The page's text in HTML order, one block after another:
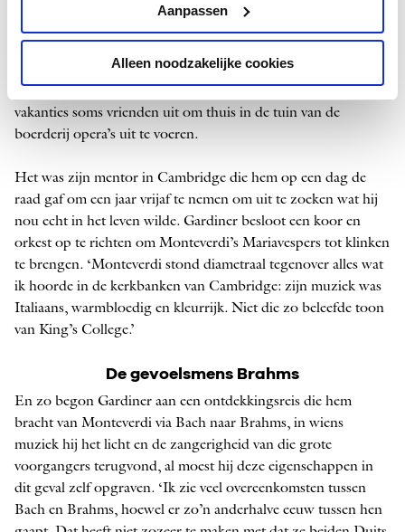
Aanpassen
Alleen noodzakelijke cookies
naar een kostschool; geen periode die warme herinneringen
hij naar Cambridge om geschiedenis en Arabisch te studeren.
vakanties soms vrienden uit om thuis in de tuin van de
boerderij opera’s uit te voeren.
Het was zijn mentor in Cambridge die hem op een dag de
raad gaf om een jaar vrijaf te nemen om uit te zoeken wat hij
nou echt in het leven wilde. Gardiner besloot een koor en
orkest op te richten om Monteverdi’s Mariavespers tot klinken
te brengen. ‘Monteverdi stond diametraal tegenover alles wat
ik hoorde in de kerkbanken van Cambridge: zijn muziek was
Italiaans, warmbloedig en kleurrijk. Niet die zo beleefde toon
van King’s College.’
De gevoelsmens Brahms
En zo begon Gardiner aan een ontdekkingsreis die hem
bracht van Monteverdi via Bach naar Brahms, in wiens
muziek hij het licht en de zange­righeid van die grote
voorgangers terugvond, al moest hij deze eigenschappen in
dit geval zelf opgraven. ‘Ik zie veel overeenkomsten tussen
Bach en Brahms, hoewel er zo’n anderhalve eeuw tussen hen